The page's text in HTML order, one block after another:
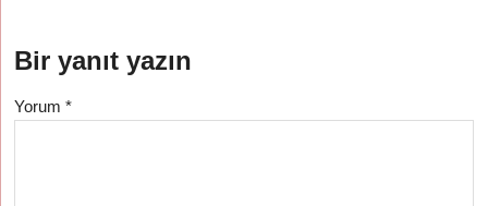
Bir yanıt yazın
Yorum*